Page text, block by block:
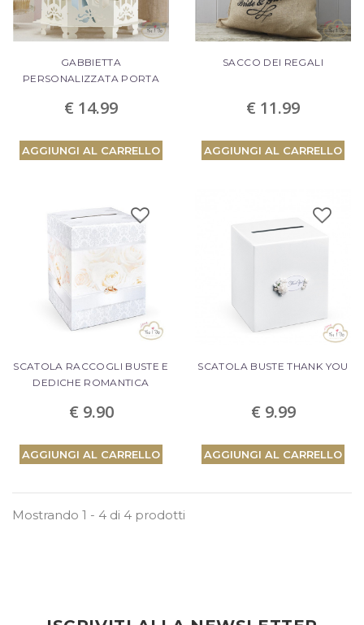
GABBIETTA
PERSONALIZZATA PORTA
€ 14.99
AGGIUNGI AL CARRELLO
SACCO DEI REGALI
€ 11.99
AGGIUNGI AL CARRELLO
SCATOLA RACCOGLI BUSTE E
DEDICHE ROMANTICA
€ 9.90
AGGIUNGI AL CARRELLO
SCATOLA BUSTE THANK YOU
€ 9.99
AGGIUNGI AL CARRELLO
Mostrando 1 - 4 di 4 prodotti
Totale
CONTINUA LO SHOPPING
PROCEDI AL CHECKOUT